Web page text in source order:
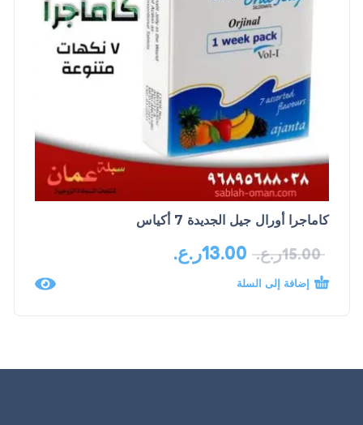
كاماجرا أورال جيل الجديدة 7 أكياس
15.00ر.ع. 13.00ر.ع.
إضافة إلى السلة